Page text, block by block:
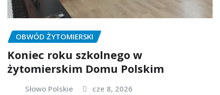
OBWÓD ŻYTOMIERSKI
Koniec roku szkolnego w
żytomierskim Domu Polskim
Słowo Polskie cze 8, 2026